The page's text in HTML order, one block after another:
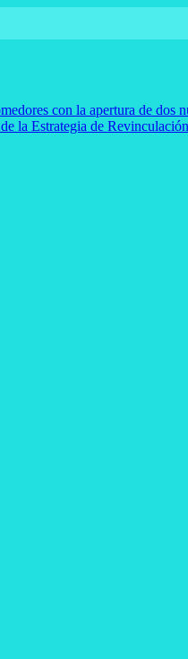
con la apertura de dos
la Estrategia de